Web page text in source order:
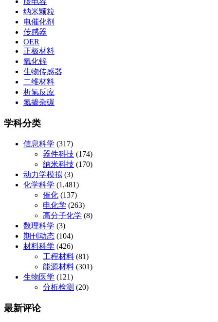
纳米颗粒
电催化剂
传感器
OER
正极材料
氧化锌
生物传感器
二维材料
析氢反应
氮掺杂碳
学科分类
信息科学 (317)
器件科技 (174)
纳米科技 (170)
动力学模拟 (3)
化学科学 (1,481)
催化 (137)
电化学 (263)
高分子化学 (8)
数理科学 (3)
期刊动态 (104)
材料科学 (426)
工程材料 (81)
能源材料 (301)
生物医学 (121)
分析检测 (20)
最新评论